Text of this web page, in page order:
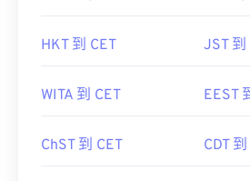
HKT 到 CET JST 到
WITA 到 CET EEST
ChST 到 CET CDT